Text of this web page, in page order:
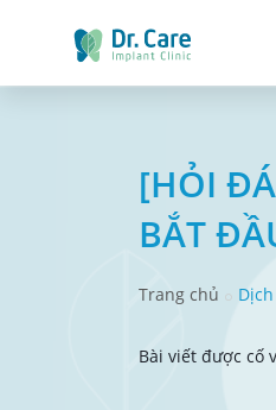
[HỎI
BẮT
Trang chủ
Bài viết được cố